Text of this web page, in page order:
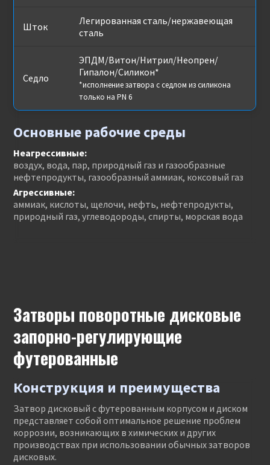
Шток
Легированная сталь/нержавеющая
сталь
Седло
ЭПДМ/Витон/Нитрил/Неопрен/
Гипалон/Силикон*
*исполнение затвора с седлом из силикона
только на PN 6
Основные рабочие среды
Неагрессивные:
воздух, вода, пар, природный газ и газообразные
нефтепродукты, газообразный аммиак, коксовый газ
Агрессивные:
аммиак, кислоты, щелочи, нефть, нефтепродукты,
природный газ, углеводороды, спирты, морская вода
Затворы поворотные дисковые
запорно-регулирующие
футерованные
Конструкция и преимущества
Затвор дисковый с футерованным корпусом и диском
представляет собой оптимальное решение проблем
коррозии, возникающих в химических и других
производствах при использовании обычных затворов
дисковых.